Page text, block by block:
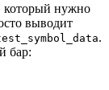
который нужно
выводит
.
бар: